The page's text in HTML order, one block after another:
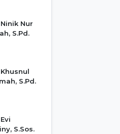
Nur
S.Pd.
S.Pd.
S.Sos.